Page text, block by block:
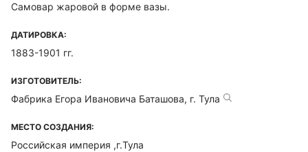
Самовар жаровой в форме вазы.
ДАТИРОВКА:
1883-1901 гг.
ИЗГОТОВИТЕЛЬ:
Фабрика Егора Ивановича Баташова, г. Тула
МЕСТО СОЗДАНИЯ:
Российская империя ,г.Тула